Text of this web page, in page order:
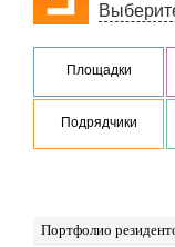
Площадки
Подрядчики
Портфолио